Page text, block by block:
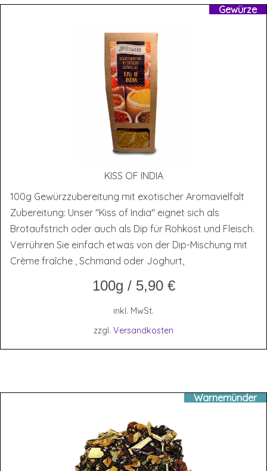
Gewürze
KISS OF INDIA
100g Gewürzzubereitung mit exotischer Aromavielfalt
Zubereitung: Unser "Kiss of India" eignet sich als
Brotaufstrich oder auch als Dip für Rohkost und Fleisch.
Verrühren Sie einfach etwas von der Dip-Mischung mit
Crème fraîche , Schmand oder Joghurt,
100g / 5,90 €
inkl. MwSt.
zzgl. Versandkosten
Warnemünder